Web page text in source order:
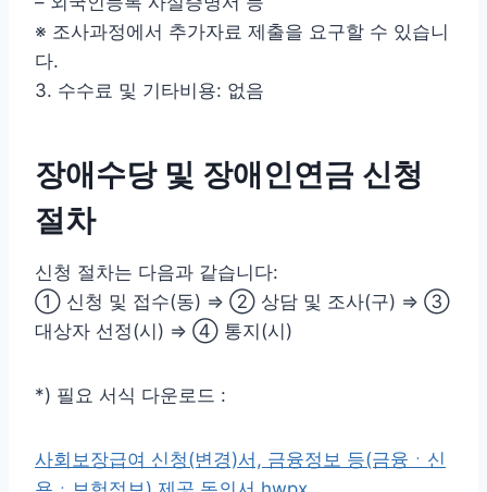
※ 조사과정에서 추가자료 제출을 요구할 수 있습니
다.
3. 수수료 및 기타비용: 없음
장애수당 및 장애인연금 신청
절차
신청 절차는 다음과 같습니다:
① 신청 및 접수(동) ⇒ ② 상담 및 조사(구) ⇒ ③
대상자 선정(시) ⇒ ④ 통지(시)
*) 필요 서식 다운로드 :
사회보장급여 신청(변경)서, 금융정보 등(금융ㆍ신